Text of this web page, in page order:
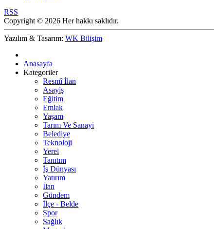
RSS
Copyright © 2026 Her hakkı saklıdır.
Yazılım & Tasarım: WK Bilişim
Anasayfa
Kategoriler
Resmî İlan
Asayiş
Eğitim
Emlak
Yaşam
Tarım Ve Sanayi
Belediye
Teknoloji
Yerel
Tanıtım
İş Dünyası
Yatırım
İlan
Gündem
İlçe - Belde
Spor
Sağlık